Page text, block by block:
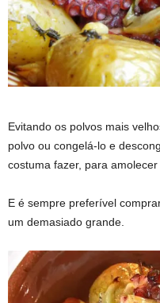
Evitando os polvos mais
polvo ou congelá-lo e
costuma fazer, para amolecer
E é sempre preferível
um demasiado grande.